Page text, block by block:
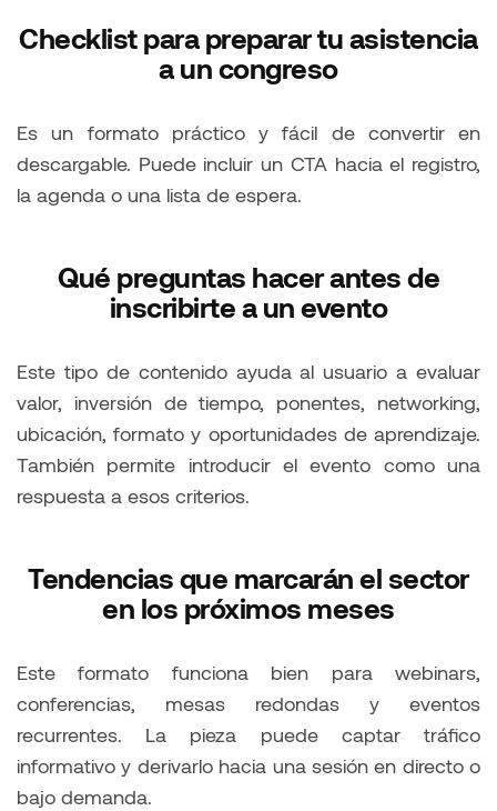
Checklist para preparar tu asistencia
a un congreso
Es un formato práctico y fácil de convertir en
descargable. Puede incluir un CTA hacia el registro,
la agenda o una lista de espera.
Qué preguntas hacer antes de
inscribirte a un evento
Este tipo de contenido ayuda al usuario a evaluar
valor, inversión de tiempo, ponentes, networking,
ubicación, formato y oportunidades de aprendizaje.
También permite introducir el evento como una
respuesta a esos criterios.
Tendencias que marcarán el sector
en los próximos meses
Este formato funciona bien para webinars,
conferencias, mesas redondas y eventos
recurrentes. La pieza puede captar tráfico
informativo y derivarlo hacia una sesión en directo o
bajo demanda.